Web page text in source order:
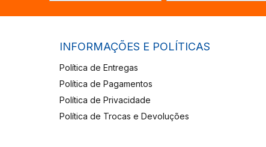
INFORMAÇÕES E POLÍTICAS
Política de Entregas
Política de Pagamentos
Política de Privacidade
Política de Trocas e Devoluções